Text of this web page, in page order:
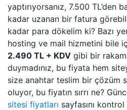
yaptırıyorsanız, 7.500 TL’den
kadar uzanan bir fatura
kadar para dökelim ki? Bazı
hosting ve mail hizmetini bile
2.490 TL + KDV gibi bir
duymadınız, bu fiyata hem
size anahtar teslim bir çözüm
oluyor, bu fiyatın sırrı ne?
sitesi fiyatları sayfasını kontrol